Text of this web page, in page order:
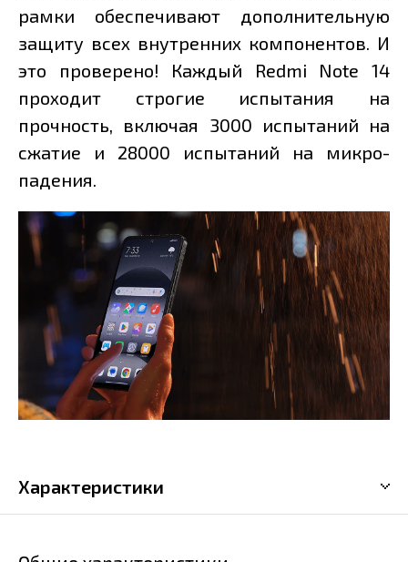
рамки обеспечивают дополнительную
защиту всех внутренних компонентов. И
это проверено! Каждый Redmi Note 14
проходит строгие испытания на
прочность, включая 3000 испытаний на
сжатие и 28000 испытаний на микро-
падения.
Характеристики